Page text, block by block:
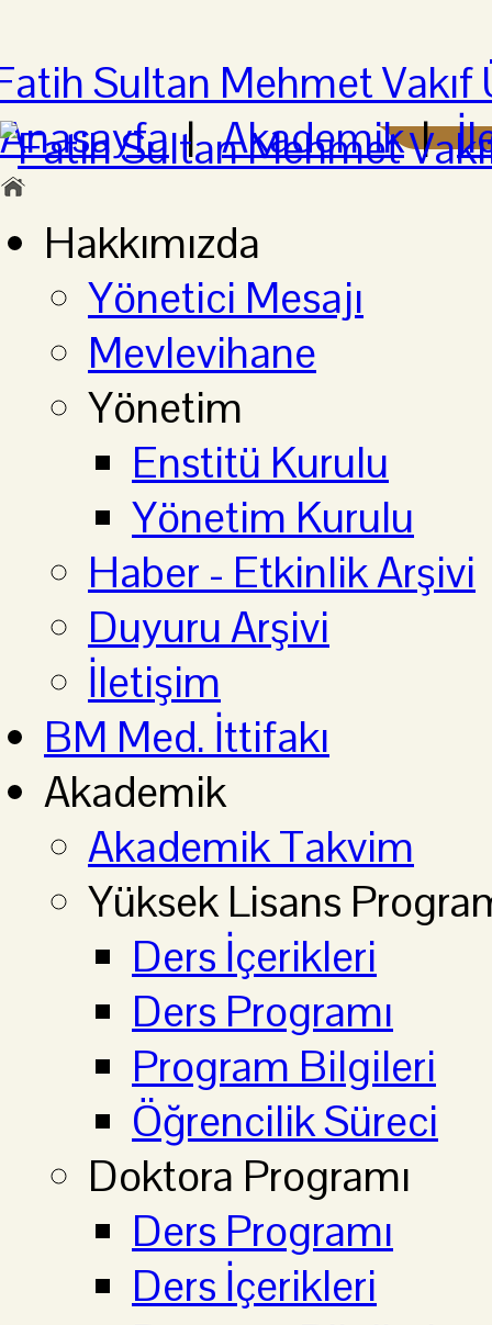
Anasayfa|Akademik|
Hakkımızda
Yönetici Mesajı
Mevlevihane
Yönetim
Enstitü Kurulu
Yönetim Kurulu
Haber - Etkinlik Arşivi
Duyuru Arşivi
İletişim
BM Med. İttifakı
Akademik
Akademik Takvim
Yüksek Lisans
Ders İçerikleri
Ders Programı
Program Bilgileri
Öğrencilik Süreci
Doktora Programı
Ders Programı
Ders İçerikleri